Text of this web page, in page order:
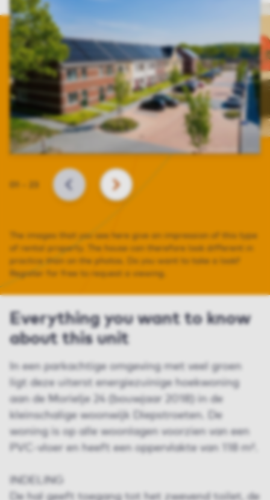
Slide
BACK NEXT
The images that you see here give an impression of this type
of rental property. The house can therefore look different in
practice than on the photos. Do you want to take a look?
Register for free to request a viewing.
Everything you want to know
about this unit
In een parkachtige omgeving met veel groen
ligt deze uiterst energiezuinige hoekwoning
aan de Morielje 24 (bouwjaar 2018) in de
kleinschalige woonwijk Diepstroeten. De
woning is op alle woonlagen voorzien van een
PVC-vloer en heeft een oppervlakte van 118 m².
INDELING
De hal geeft toegang tot het zwevend toilet, de